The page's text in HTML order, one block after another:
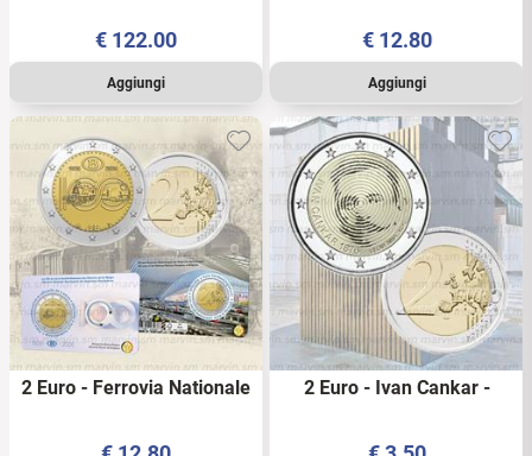
€ 122.00 € 12.80
2 Euro - Ferrovia Nationale
2 Euro - Ivan Cankar -